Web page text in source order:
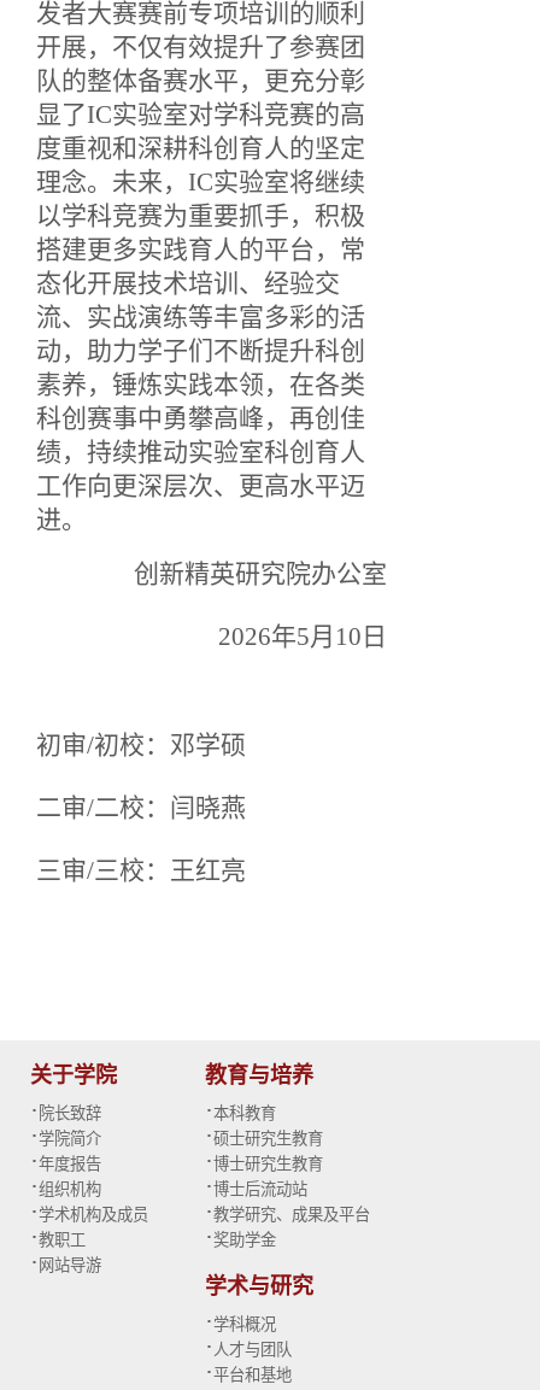
发者大赛赛前专项培训的顺利
开展，不仅有效提升了参赛团
队的整体备赛水平，更充分彰
显了IC实验室对学科竞赛的高
度重视和深耕科创育人的坚定
理念。未来，IC实验室将继续
以学科竞赛为重要抓手，积极
搭建更多实践育人的平台，常
态化开展技术培训、经验交
流、实战演练等丰富多彩的活
动，助力学子们不断提升科创
素养，锤炼实践本领，在各类
科创赛事中勇攀高峰，再创佳
绩，持续推动实验室科创育人
工作向更深层次、更高水平迈
进。
创新精英研究院办公室
2026年5月 10 日
初审/初校： 邓学硕
二审/二校：闫晓燕
三审/三校：王红亮
关于学院
· 院长致辞
·学院简介
·年度报告
·组织机构
·学术机构及成员
·教职工
· 网站导游
教育与培养
·本科教育
·硕士研究生教育
·博士研究生教育
·博士后流动站
·教学研究、成果及平台
·奖助学金
学术与研究
·学科概况
· 人才与团队
·平台和基地